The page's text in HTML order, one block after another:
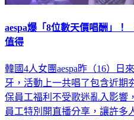
aespa爆「8位數天價唱酬」！
韓國4人女團aespa昨（16）日
牙，活動上一共唱了包含近期
保員工福利不受歌迷亂入影響